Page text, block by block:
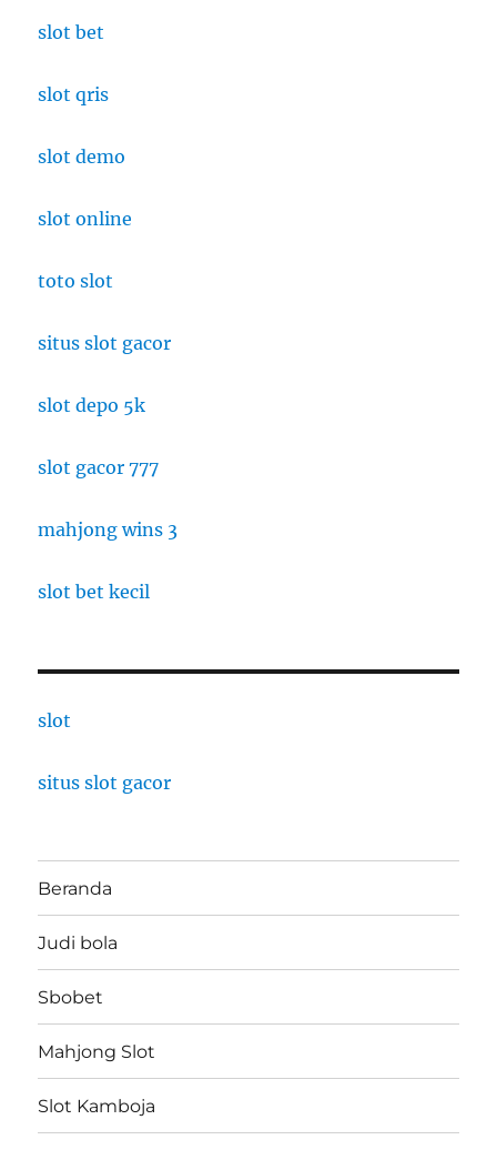
slot bet
slot qris
slot demo
slot online
toto slot
situs slot gacor
slot depo 5k
slot gacor 777
mahjong wins 3
slot bet kecil
slot
situs slot gacor
Beranda
Judi bola
Sbobet
Mahjong Slot
Slot Kamboja